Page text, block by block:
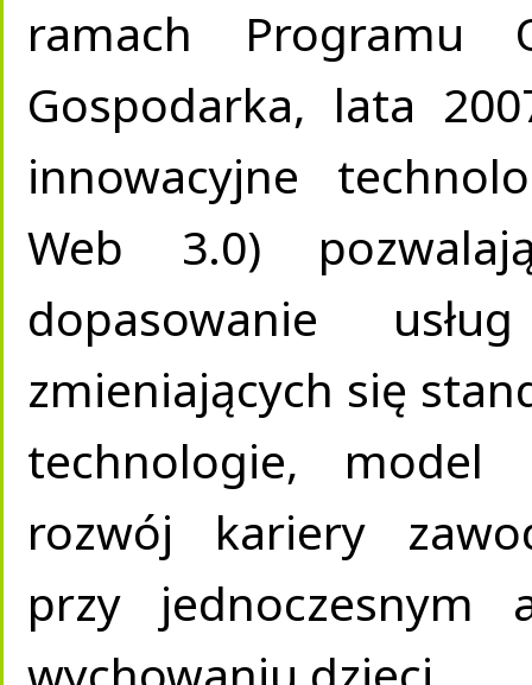
ramach Programu
Gospodarka, lata
innowacyjne
Web 3.0)
dopasowanie
zmieniających się
technologie, model
rozwój kariery
przy jednoczesnym